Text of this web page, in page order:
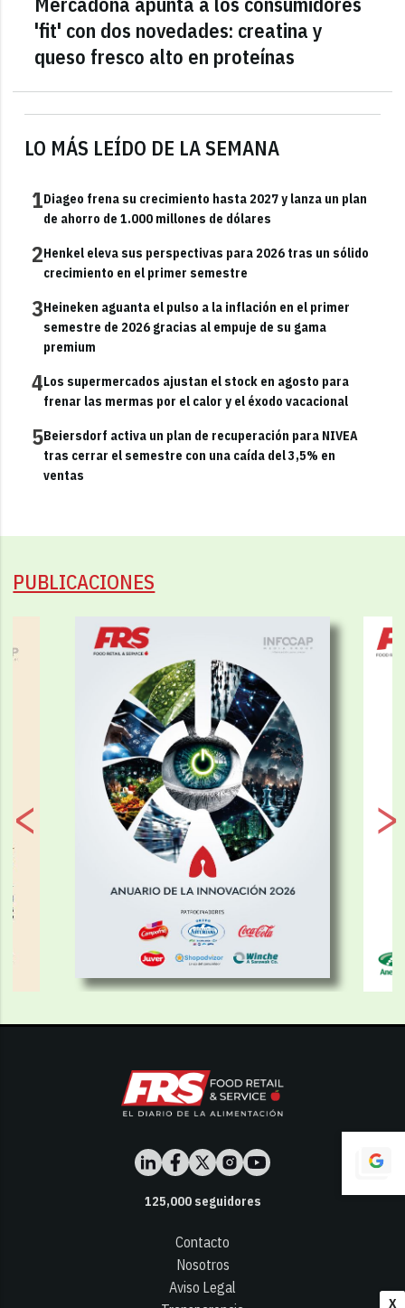
X
LO MÁS LEÍDO DE LA SEMANA
1Diageo frena su crecimiento hasta 2027 y lanza un plan
de ahorro de 1.000 millones de dólares
2Henkel eleva sus perspectivas para 2026 tras un sólido
crecimiento en el primer semestre
3Heineken aguanta el pulso a la inflación en el primer
semestre de 2026 gracias al empuje de su gama
premium
4Los supermercados ajustan el stock en agosto para
frenar las mermas por el calor y el éxodo vacacional
5Beiersdorf activa un plan de recuperación para NIVEA
tras cerrar el semestre con una caída del 3,5% en
ventas
'fit' con dos novedades: creatina y
queso fresco alto en proteínas
PUBLICACIONES
125,000seguidores
Contacto
Nosotros
Aviso Legal